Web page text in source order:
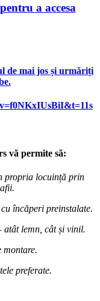
a accesa
de mai jos și urmăriți
vă permite să:
propria locuință prin
încăperi preinstalate.
atât lemn, cât și vinil.
montare.
preferate.